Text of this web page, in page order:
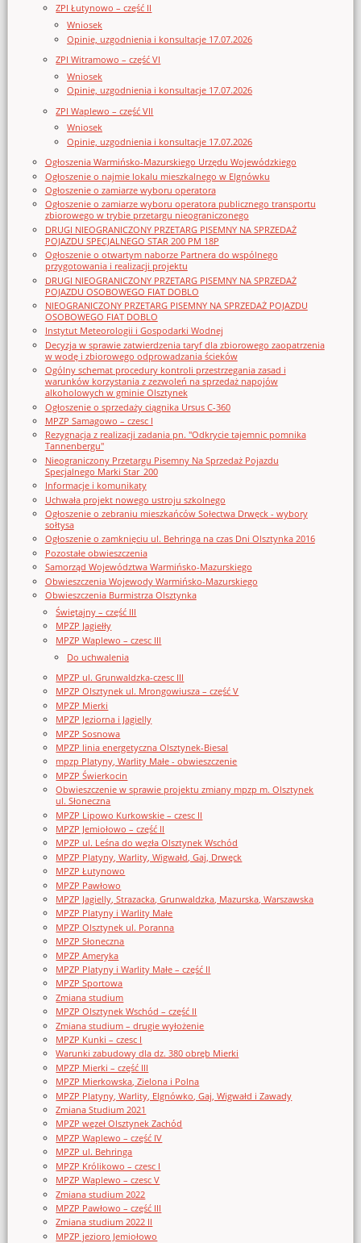
ZPI Łutynowo – część II
Wniosek
Opinie, uzgodnienia i konsultacje 17.07.2026
ZPI Witramowo – część VI
Wniosek
Opinie, uzgodnienia i konsultacje 17.07.2026
ZPI Waplewo – część VII
Wniosek
Opinie, uzgodnienia i konsultacje 17.07.2026
Ogłoszenia Warmińsko-Mazurskiego Urzędu Wojewódzkiego
Ogłoszenie o najmie lokalu mieszkalnego w Elgnówku
Ogłoszenie o zamiarze wyboru operatora
Ogłoszenie o zamiarze wyboru operatora publicznego transportu
zbiorowego w trybie przetargu nieograniczonego
DRUGI NIEOGRANICZONY PRZETARG PISEMNY NA SPRZEDAŻ
POJAZDU SPECJALNEGO STAR 200 PM 18P
Ogłoszenie o otwartym naborze Partnera do wspólnego
przygotowania i realizacji projektu
DRUGI NIEOGRANICZONY PRZETARG PISEMNY NA SPRZEDAŻ
POJAZDU OSOBOWEGO FIAT DOBLO
NIEOGRANICZONY PRZETARG PISEMNY NA SPRZEDAŻ POJAZDU
OSOBOWEGO FIAT DOBLO
Instytut Meteorologii i Gospodarki Wodnej
Decyzja w sprawie zatwierdzenia taryf dla zbiorowego zaopatrzenia
w wodę i zbiorowego odprowadzania ścieków
Ogólny schemat procedury kontroli przestrzegania zasad i
warunków korzystania z zezwoleń na sprzedaż napojów
alkoholowych w gminie Olsztynek
Ogłoszenie o sprzedaży ciągnika Ursus C-360
MPZP Samagowo – czesc I
Rezygnacja z realizacji zadania pn. "Odkrycie tajemnic pomnika
Tannenbergu"
Nieograniczony Przetargu Pisemny Na Sprzedaż Pojazdu
Specjalnego Marki Star_200
Informacje i komunikaty
Uchwała projekt nowego ustroju szkolnego
Ogłoszenie o zebraniu mieszkańców Sołectwa Drwęck - wybory
sołtysa
Ogłoszenie o zamknięciu ul. Behringa na czas Dni Olsztynka 2016
Pozostałe obwieszczenia
Samorząd Województwa Warmińsko-Mazurskiego
Obwieszczenia Wojewody Warmińsko-Mazurskiego
Obwieszczenia Burmistrza Olsztynka
Świętajny – część III
MPZP Jagiełły
MPZP Waplewo – czesc III
Do uchwalenia
MPZP ul. Grunwaldzka-czesc III
MPZP Olsztynek ul. Mrongowiusza – część V
MPZP Mierki
MPZP Jeziorna i Jagielly
MPZP Sosnowa
MPZP linia energetyczna Olsztynek-Biesal
mpzp Platyny, Warlity Małe - obwieszczenie
MPZP Świerkocin
Obwieszczenie w sprawie projektu zmiany mpzp m. Olsztynek
ul. Słoneczna
MPZP Lipowo Kurkowskie – czesc II
MPZP Jemiołowo – część II
MPZP ul. Leśna do węzła Olsztynek Wschód
MPZP Platyny, Warlity, Wigwałd, Gaj, Drwęck
MPZP Łutynowo
MPZP Pawłowo
MPZP Jagielly, Strazacka, Grunwaldzka, Mazurska, Warszawska
MPZP Platyny i Warlity Małe
MPZP Olsztynek ul. Poranna
MPZP Słoneczna
MPZP Ameryka
MPZP Platyny i Warlity Małe – część II
MPZP Sportowa
Zmiana studium
MPZP Olsztynek Wschód – część II
Zmiana studium – drugie wyłożenie
MPZP Kunki – czesc I
Warunki zabudowy dla dz. 380 obręb Mierki
MPZP Mierki – część III
MPZP Mierkowska, Zielona i Polna
MPZP Platyny, Warlity, Elgnówko, Gaj, Wigwałd i Zawady
Zmiana Studium 2021
MPZP węzeł Olsztynek Zachód
MPZP Waplewo – część IV
MPZP ul. Behringa
MPZP Królikowo – czesc I
MPZP Waplewo – czesc V
Zmiana studium 2022
MPZP Pawłowo – część III
Zmiana studium 2022 II
MPZP jezioro Jemiołowo